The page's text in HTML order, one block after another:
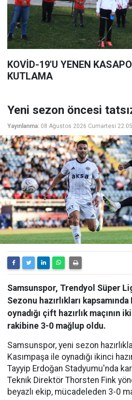
KOVİD-19'U YENEN
KUTLAMA
Yeni sezon öncesi
Yayınlanma: 08 Ağustos 2026 Cumartesi 22:05
Samsunspor, Trendyol Süper
Sezonu hazırlıkları kapsamında
oynadığı çift hazırlık maçının
rakibine 3-0 mağlup oldu.
Samsunspor, yeni sezon
Kasımpaşa ile oynadığı ikinci
Tayyip Erdoğan Stadyumu'nda
Teknik Direktör Thorsten Fink
beyazlı ekip, mücadeleden 3-0